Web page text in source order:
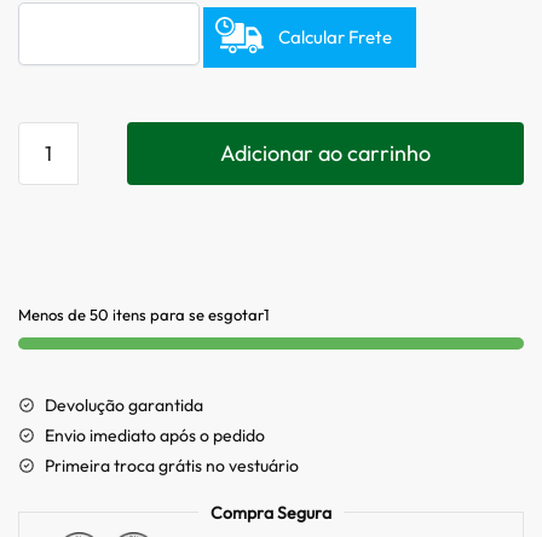
Calcular Frete
Adicionar ao carrinho
Menos de 50 itens para se esgotar1
Devolução garantida
Envio imediato após o pedido
Primeira troca grátis no vestuário
Compra Segura